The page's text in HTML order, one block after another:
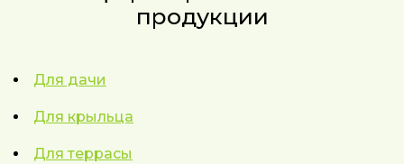
продукции
Для дачи
Для крыльца
Для террасы